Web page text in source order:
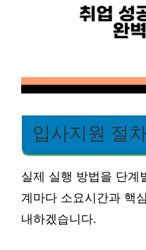
입사지원 절
실제 실행 방법을 단계
계마다 소요시간과 핵
내하겠습니다.